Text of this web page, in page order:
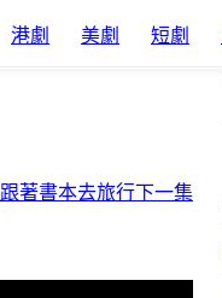
港劇 美劇 短劇
跟著書本去旅行下一集